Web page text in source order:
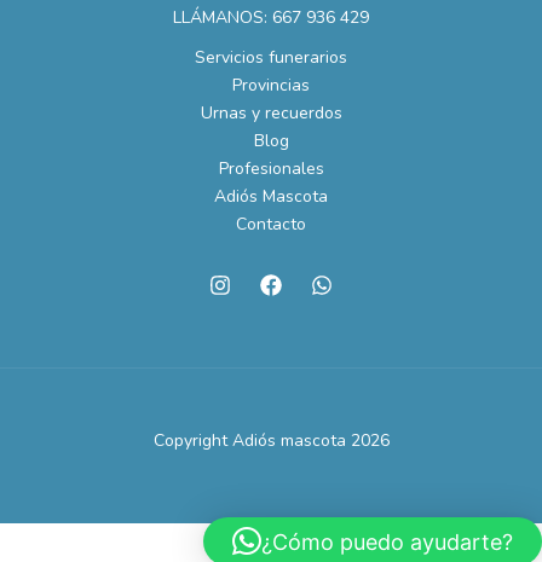
LLÁMANOS: 667 936 429
Servicios funerarios
Provincias
Urnas y recuerdos
Blog
Profesionales
Adiós Mascota
Contacto
Copyright Adiós mascota 2026
¿Cómo puedo ayudarte?